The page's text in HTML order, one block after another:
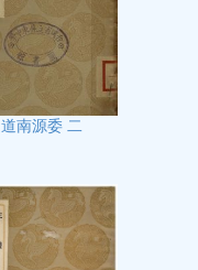
道南源委 二